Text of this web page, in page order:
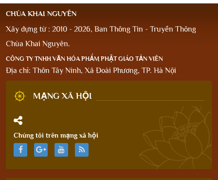
CHÙA KHAI NGUYÊN
Xây dựng từ : 2010 - 2026, Ban Thông Tin - Truyền Thông
Chùa Khai Nguyên.
CÔNG TY TNHH VĂN HÓA PHẨM PHẬT GIÁO TẢN VIÊN
Địa chỉ: Thôn Tây Ninh, Xã Đoài Phương, TP. Hà Nội
MẠNG XÃ HỘI
Chúng tôi trên mạng xã hội